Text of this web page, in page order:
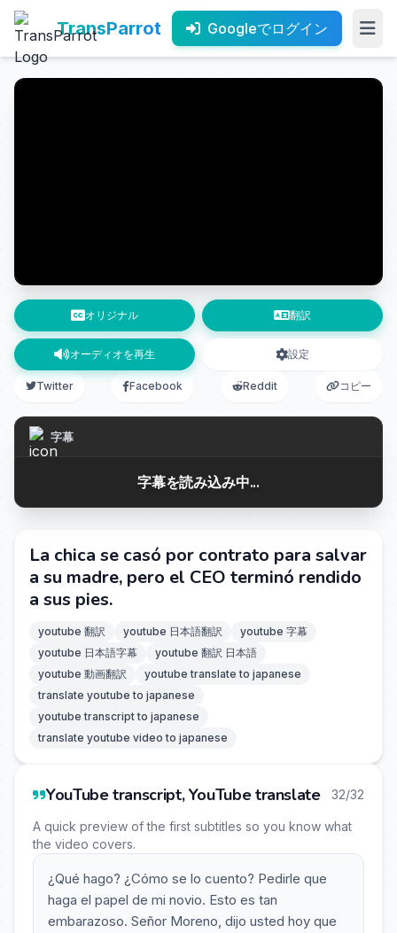
TransParrot Googleでログイン
オリジナル 翻訳
オーディオを再生 設定
Twitter Facebook Reddit コピー
字幕
字幕を読み込み中...
La chica se casó por contrato para salvar
a su madre, pero el CEO terminó rendido
a sus pies.
youtube 翻訳 youtube 日本語翻訳
youtube 字幕
youtube 日本語字幕
youtube 翻訳 日本語
youtube 動画翻訳
youtube translate to japanese
translate youtube to japanese
youtube transcript to japanese
translate youtube video to japanese
YouTube transcript, YouTube translate 32/32
A quick preview of the first subtitles so you know what
the video covers.
¿Qué hago? ¿Cómo se lo cuento? Pedirle que
haga el papel de mi novio. Esto es tan
embarazoso. Señor Moreno, dijo usted hoy que